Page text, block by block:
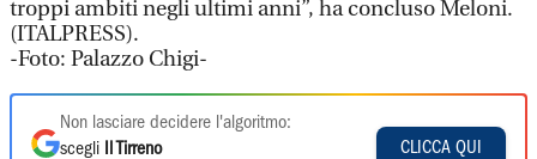
troppi ambiti negli ultimi anni”, ha concluso Meloni.
(ITALPRESS).
-Foto: Palazzo Chigi-
Non lasciare decidere l'algoritmo:
scegli
Il Tirreno
CLICCA QUI